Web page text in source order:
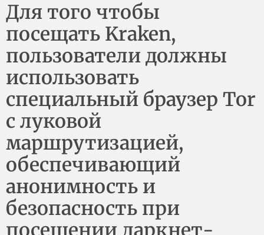
Для того чтобы
посещать Kraken,
пользователи должны
использовать
специальный браузер Tor
с луковой
маршрутизацией,
обеспечивающий
анонимность и
безопасность при